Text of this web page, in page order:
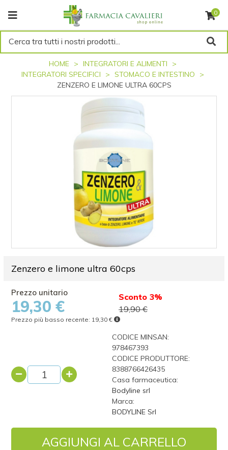
0
Cerca tra tutti i nostri prodotti...
HOME
INTEGRATORI E ALIMENTI
INTEGRATORI SPECIFICI
STOMACO E INTESTINO
ZENZERO E LIMONE ULTRA 60CPS
Zenzero e limone ultra 60cps
19,30 €
Sconto 3%
19,90 €
Prezzo più basso recente: 19,30 €
CODICE MINSAN:
978467393
CODICE PRODUTTORE:
8388766426435
Casa farmaceutica:
Bodyline srl
Marca:
BODYLINE Srl
AGGIUNGI AL CARRELLO